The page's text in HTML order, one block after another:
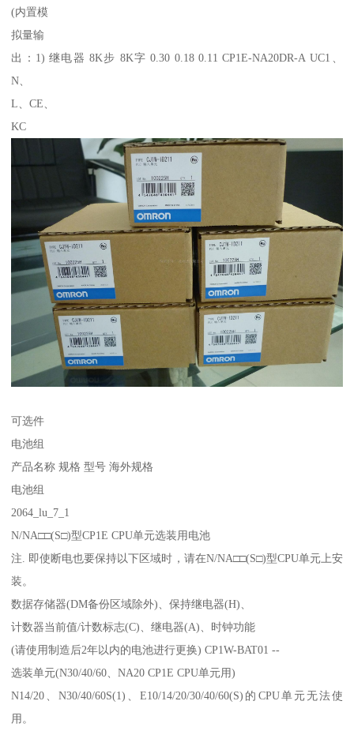
(内置模
拟量输
出：1) 继电器 8K步 8K字 0.30 0.18 0.11 CP1E-NA20DR-A UC1、
N、
L、CE、
KC
可选件
电池组
产品名称 规格 型号 海外规格
电池组
2064_lu_7_1
N/NA□□(S□)型CP1E CPU单元选装用电池
注. 即使断电也要保持以下区域时，请在N/NA□□(S□)型CPU单元上安
装。
数据存储器(DM备份区域除外)、保持继电器(H)、
计数器当前值/计数标志(C)、继电器(A)、时钟功能
(请使用制造后2年以内的电池进行更换) CP1W-BAT01 --
选装单元(N30/40/60、NA20 CP1E CPU单元用)
N14/20、N30/40/60S(1)、E10/14/20/30/40/60(S)的CPU单元无法使
用。